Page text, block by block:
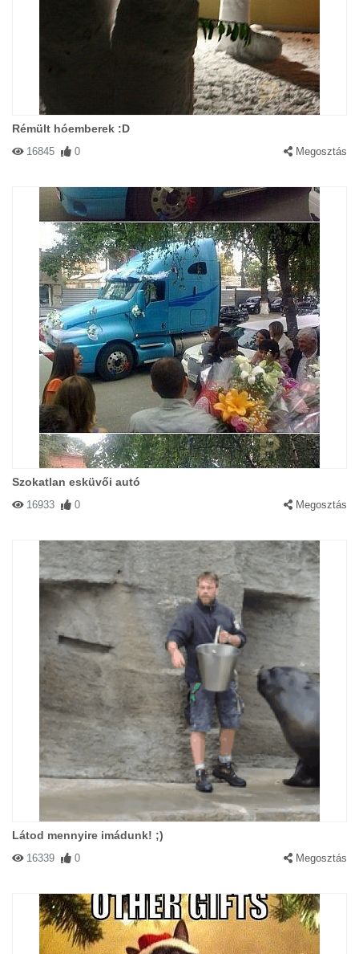
Rémült hóemberek :D
16845 0 Megosztás
Szokatlan esküvői autó
16933 0 Megosztás
Látod mennyire imádunk! ;)
16339 0 Megosztás